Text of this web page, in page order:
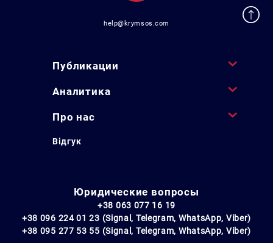
help@krymsos.com
Публикации
Аналитика
Про нас
Відгук
Юридические вопросы
+38 063 077 16 19
+38 096 224 01 23 (Signal, Telegram, WhatsApp, Viber)
+38 095 277 53 55 (Signal, Telegram, WhatsApp, Viber)